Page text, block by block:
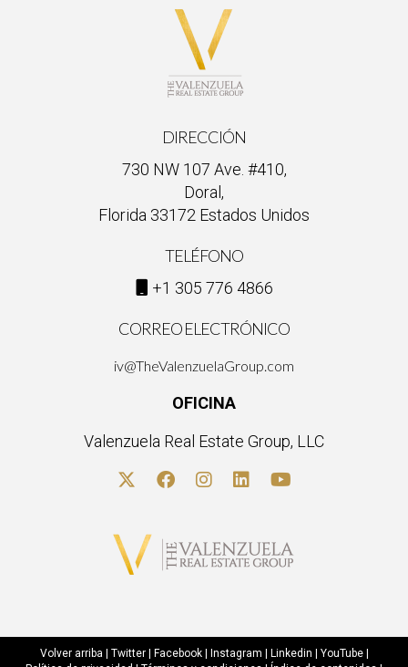
DIRECCIÓN
730 NW 107 Ave. #410,
Doral,
Florida 33172 Estados Unidos
TELÉFONO
+1 305 776 4866
CORREO ELECTRÓNICO
iv@TheValenzuelaGroup.com
OFICINA
Valenzuela Real Estate Group, LLC
Volver arriba Twitter| Facebook| Instagram Linkedin YouTube|